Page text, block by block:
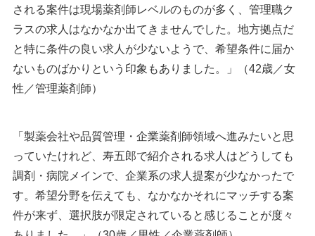
される案件は現場薬剤師レベルのものが多く、管理職ク
ラスの求人はなかなか出てきませんでした。地方拠点だ
と特に条件の良い求人が少ないようで、希望条件に届か
ないものばかりという印象もありました。」（42歳／女
性／管理薬剤師）
「製薬会社や品質管理・企業薬剤師領域へ進みたいと思
っていたけれど、寿五郎で紹介される求人はどうしても
調剤・病院メインで、企業系の求人提案が少なかったで
す。希望分野を伝えても、なかなかそれにマッチする案
件が来ず、選択肢が限定されていると感じることが度々